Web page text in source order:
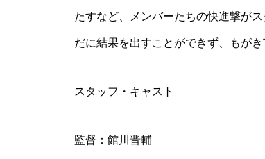
たすなど、メンバーたちの快進撃が
だに結果を出すことができず、もがき
スタッフ・キャスト
監督：館川晋輔